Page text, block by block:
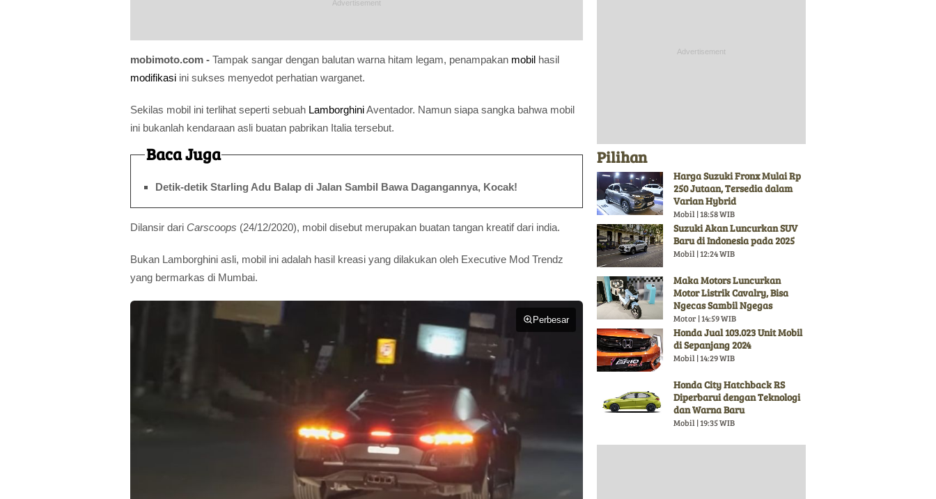
mobimoto.com - Tampak sangar dengan balutan warna hitam legam, penampakan mobil hasil
modifikasi ini sukses menyedot perhatian warganet.
Sekilas mobil ini terlihat seperti sebuah LamborghiniAventador. Namun siapa sangka bahwa mobil
ini bukanlah kendaraan asli buatan pabrikan Italia tersebut.
Baca Juga
Detik-detik Starling Adu Balap di Jalan Sambil Bawa Dagangannya, Kocak!
Dilansir dari Carscoops (24/12/2020), mobil disebut merupakan buatan tangan kreatif dari india.
Bukan Lamborghini asli, mobil ini adalah hasil kreasi yang dilakukan oleh Executive Mod Trendz
yang bermarkas di Mumbai.
Perbesar
Pilihan
Harga Suzuki Fronx Mulai Rp
250 Jutaan, Tersedia dalam
Varian Hybrid
Mobil | 18:58 WIB
Suzuki Akan Luncurkan SUV
Baru di Indonesia pada 2025
Mobil | 12:24 WIB
Maka Motors Luncurkan
Motor Listrik Cavalry, Bisa
Ngecas Sambil Ngegas
Motor | 14:59 WIB
Honda Jual 103.023 Unit Mobil
di Sepanjang 2024
Mobil | 14:29 WIB
Honda City Hatchback RS
Diperbarui dengan Teknologi
dan Warna Baru
Mobil | 19:35 WIB